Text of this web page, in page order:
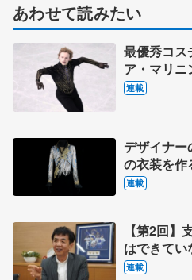
あわせて読みたい
最優秀コス
ア・マリ
手の考えが
連載
デザイナ
の衣装を
誤の日々、
連載
【第2回】
はできて
人気ない方
連載